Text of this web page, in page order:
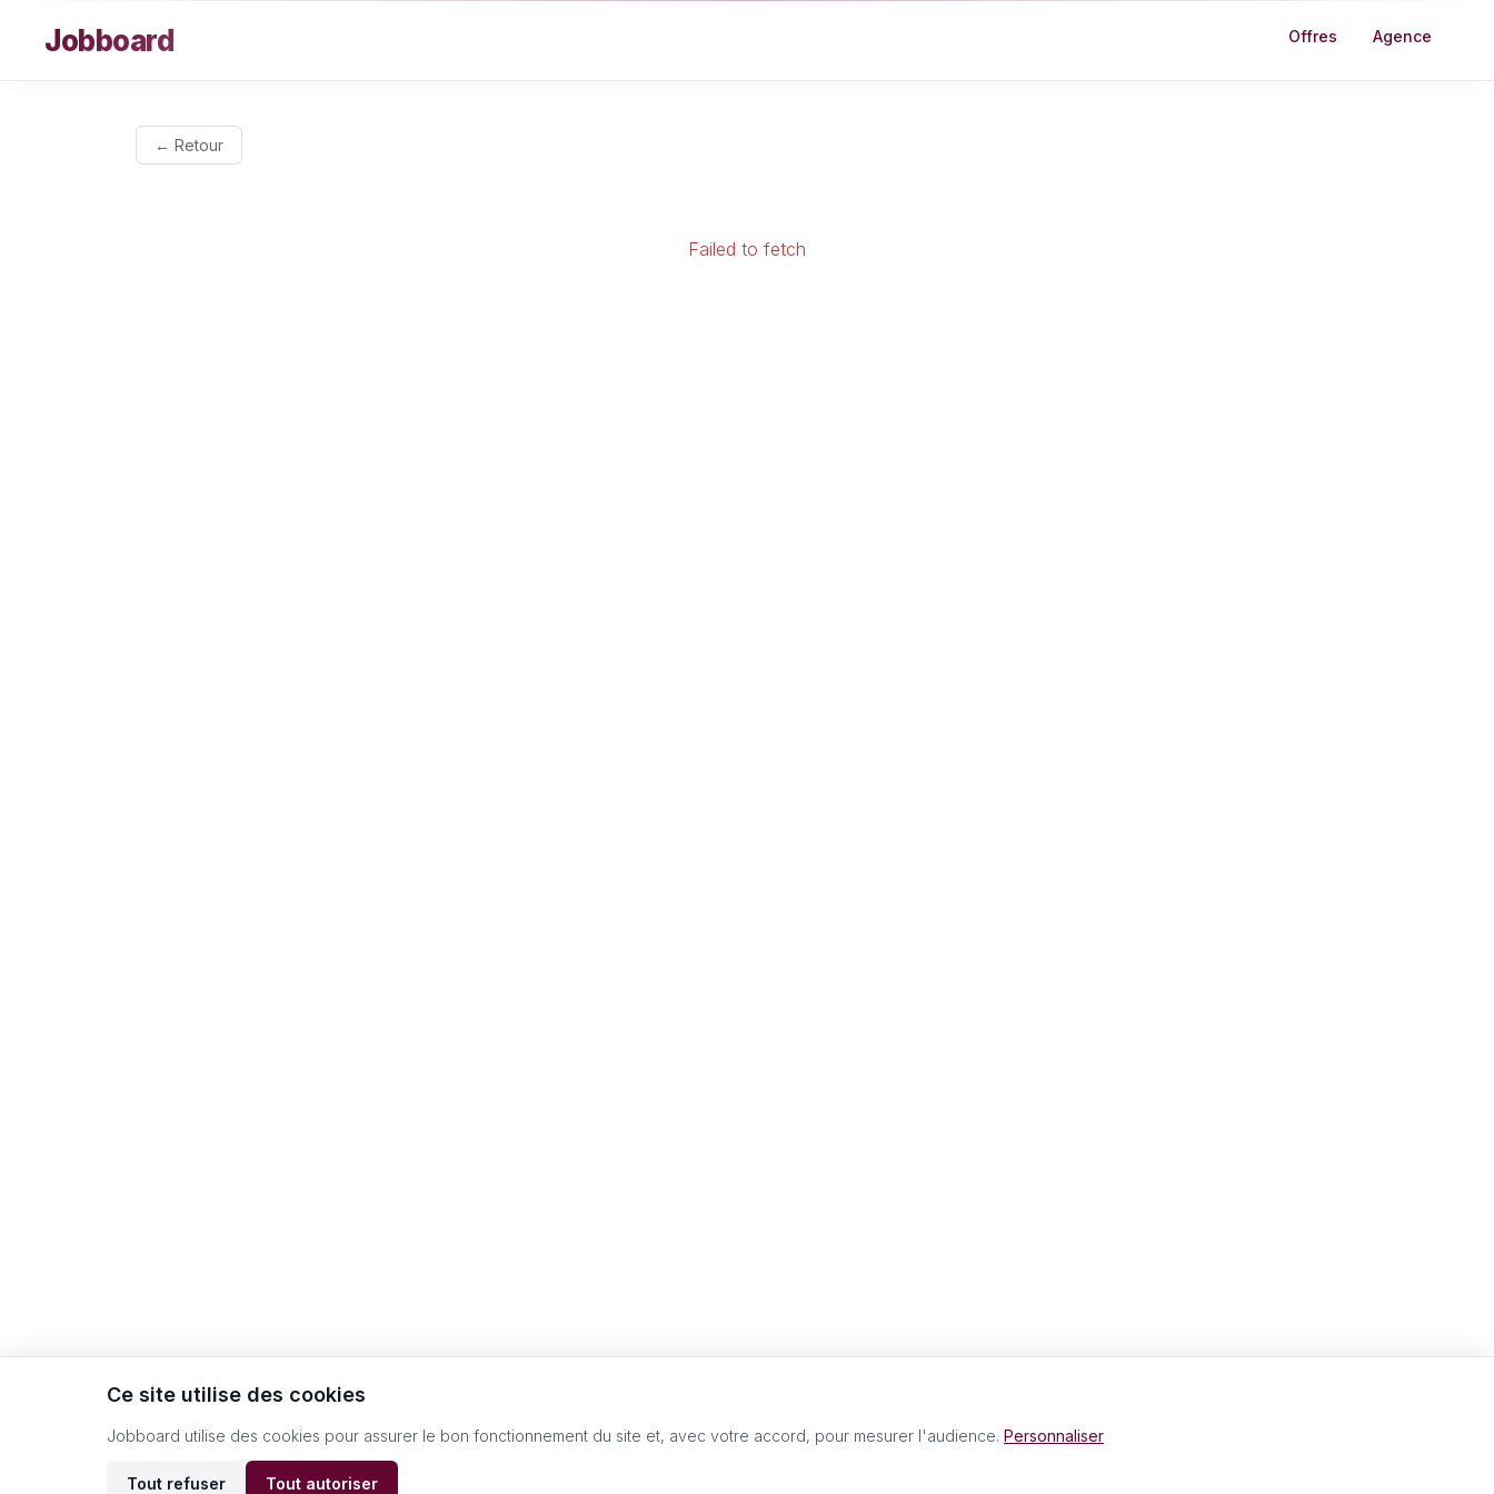
Jobboard Offres Agence
← Retour
Failed to fetch
Ce site utilise des cookies
Jobboard utilise des cookies pour assurer le bon fonctionnement du site et, avec votre accord, pour mesurer l'audience. Personnaliser
Tout refuser Tout autoriser